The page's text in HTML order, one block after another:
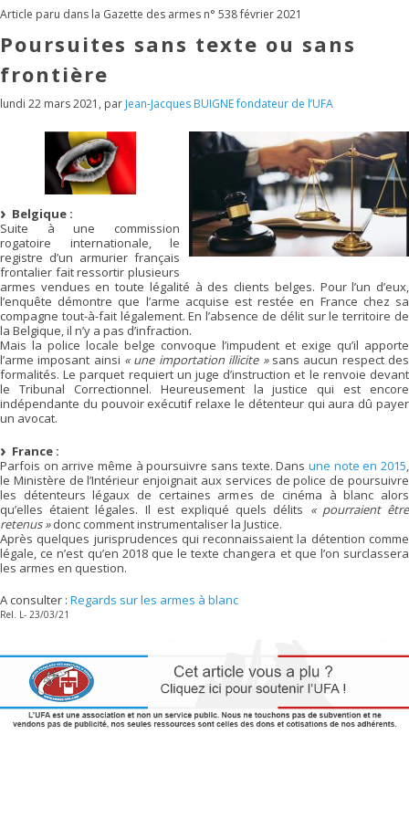
Article paru dans la Gazette des armes n° 538 février 2021
Poursuites sans texte ou sans
frontière
lundi 22 mars 2021 , par Jean-Jacques BUIGNE fondateur de l’UFA
Belgique :
Suite à une commission
rogatoire internationale, le
registre d’un armurier français
frontalier fait ressortir plusieurs
armes vendues en toute légalité à des clients belges. Pour l’un d’eux,
l’enquête démontre que l’arme acquise est restée en France chez sa
compagne tout-à-fait légalement. En l’absence de délit sur le territoire de
la Belgique, il n’y a pas d’infraction.
Mais la police locale belge convoque l’impudent et exige qu’il apporte
l’arme imposant ainsi « une importation illicite »sans aucun respect des
formalités. Le parquet requiert un juge d’instruction et le renvoie devant
le Tribunal Correctionnel. Heureusement la justice qui est encore
indépendante du pouvoir exécutif relaxe le détenteur qui aura dû payer
un avocat.
France :
Parfois on arrive même à poursuivre sans texte. Dans une note en 2015
le Ministère de l’Intérieur enjoignait aux services de police de poursuivre
les détenteurs légaux de certaines armes de cinéma à blanc alors
qu’elles étaient légales. Il est expliqué quels délits « pourraient être
retenus »donc comment instrumentaliser la Justice.
Après quelques jurisprudences qui reconnaissaient la détention comme
légale, ce n’est qu’en 2018 que le texte changera et que l’on surclassera
les armes en question.
A consulter : Regards sur les armes à blanc
Rel. L- 23/03/21